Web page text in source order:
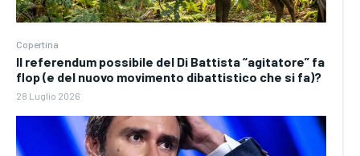
Copertina
Il referendum possibile del Di Battista “agitatore” fa
flop (e del nuovo movimento dibattistico che si fa)?
28 Luglio 2026